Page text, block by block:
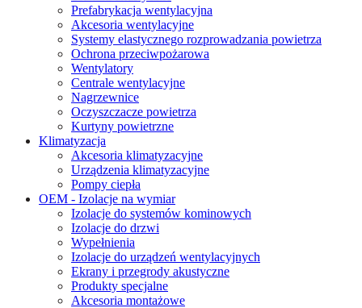
Prefabrykacja wentylacyjna
Akcesoria wentylacyjne
Systemy elastycznego rozprowadzania powietrza
Ochrona przeciwpożarowa
Wentylatory
Centrale wentylacyjne
Nagrzewnice
Oczyszczacze powietrza
Kurtyny powietrzne
Klimatyzacja
Akcesoria klimatyzacyjne
Urządzenia klimatyzacyjne
Pompy ciepła
OEM - Izolacje na wymiar
Izolacje do systemów kominowych
Izolacje do drzwi
Wypełnienia
Izolacje do urządzeń wentylacyjnych
Ekrany i przegrody akustyczne
Produkty specjalne
Akcesoria montażowe